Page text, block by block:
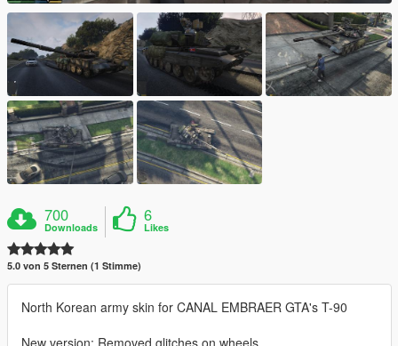
700
Downloads
6
Likes
5.0 von 5 Sternen (1 Stimme)
North Korean army skin for CANAL EMBRAER GTA's T-90